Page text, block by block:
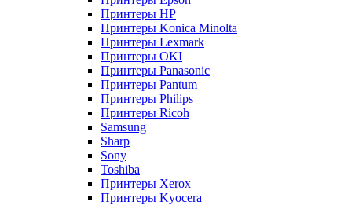
Принтеры HP
Принтеры Konica Minolta
Принтеры Lexmark
Принтеры OKI
Принтеры Panasonic
Принтеры Pantum
Принтеры Philips
Принтеры Ricoh
Samsung
Sharp
Sony
Toshiba
Принтеры Xerox
Принтеры Kyocera